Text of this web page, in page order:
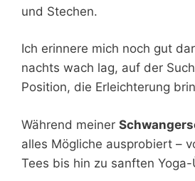
und Stechen.
Ich erinnere mich noch gut
nachts wach lag, auf der
Position, die Erleichterung
Während meiner
alles Mögliche ausprobiert –
Tees bis hin zu sanften